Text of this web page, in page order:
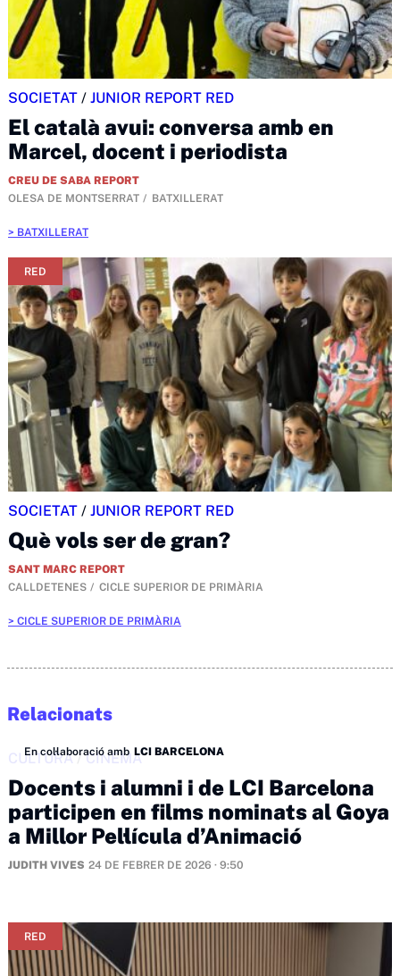
SOCIETAT / JUNIOR REPORT RED
El català avui: conversa amb en
Marcel, docent i periodista
CREU DE SABA REPORT
OLESA DE MONTSERRAT
BATXILLERAT
BATXILLERAT
RED
SOCIETAT / JUNIOR REPORT RED
Què vols ser de gran?
SANT MARC REPORT
CALLDETENES
CICLE SUPERIOR DE PRIMÀRIA
CICLE SUPERIOR DE PRIMÀRIA
Relacionats
En col·laboració amb LCI BARCELONA
CULTURA/CINEMA
Docents i alumni i de LCI Barcelona
participen en films nominats al Goya
a Millor Pel·lícula d’Animació
JUDITH VIVES 24 DE FEBRER DE 2026 · 9:50
RED